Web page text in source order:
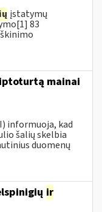
įstatymų
83
mainai
informuoja, kad
šalių skelbia
duomenų
ir